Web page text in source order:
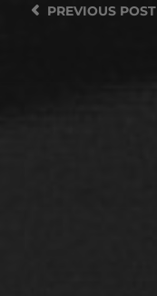
PREVIOUSPOST